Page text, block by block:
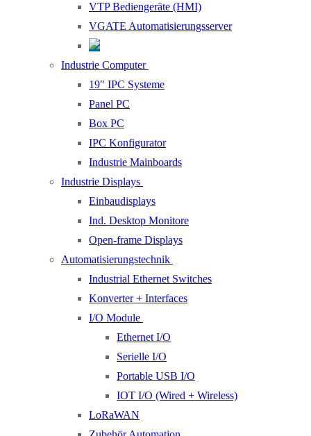
VTP Bediengeräte (HMI)
VGATE Automatisierungsserver
Industrie Computer
19″ IPC Systeme
Panel PC
Box PC
IPC Konfigurator
Industrie Mainboards
Industrie Displays
Einbaudisplays
Ind. Desktop Monitore
Open-frame Displays
Automatisierungstechnik
Industrial Ethernet Switches
Konverter + Interfaces
I/O Module
Ethernet I/O
Serielle I/O
Portable USB I/O
IOT I/O (Wired + Wireless)
LoRaWAN